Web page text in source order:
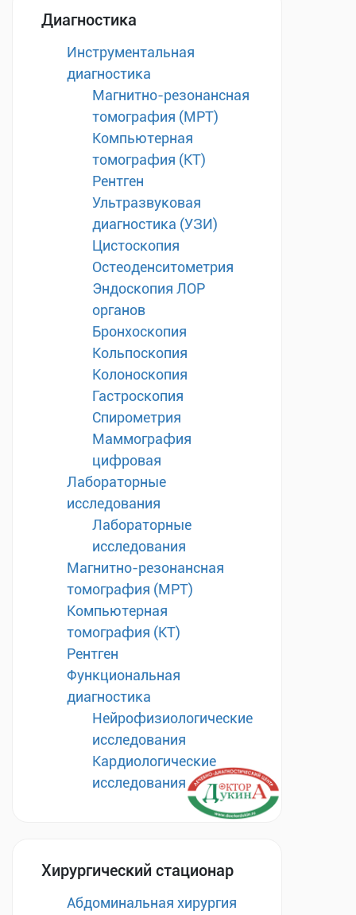
Диагностика
Инструментальная
диагностика
Магнитно-резонансная
томография (МРТ)
Компьютерная
томография (КТ)
Рентген
Ультразвуковая
диагностика (УЗИ)
Цистоскопия
Остеоденситометрия
Эндоскопия ЛОР
органов
Бронхоскопия
Кольпоскопия
Колоноскопия
Гастроскопия
Спирометрия
Маммография
цифровая
Лабораторные
исследования
Лабораторные
исследования
Магнитно-резонансная
томография (МРТ)
Компьютерная
томография (КТ)
Рентген
Функциональная
диагностика
Нейрофизиологические
исследования
Кардиологические
исследования
Хирургический стационар
Абдоминальная хирургия